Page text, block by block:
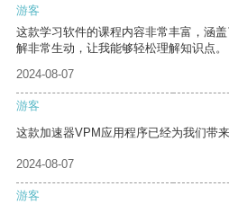
游客
这款学习软件的课程内容非常丰富，涵
解非常生动，让我能够轻松理解知识点。
2024-08-07
游客
这款加速器VPM应用程序已经为我们带
2024-08-07
游客